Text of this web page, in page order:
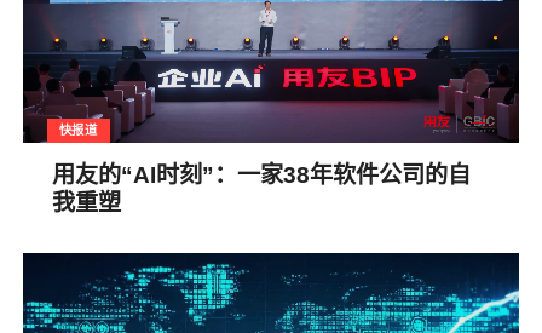
快报道
用友的“AI时刻”：一家38年软件公司的自
我重塑